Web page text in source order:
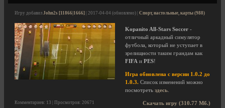
Игру добавил John2s [11866|1666] | 2017-04-04 (обновлено) | Спорт, настольные, карты (988)
Kopanito All-Stars Soccer -
отличный аркадный симулятор
футбола, который не уступает в
зрелищности таким грандам как
FIFA и PES!
Игра обновлена с версии 1.0.2 до
1.0.3. Список изменений можно
посмотреть здесь
Скачать игру (310.77 Мб.)
Комментариев: 13 | Просмотров: 20671